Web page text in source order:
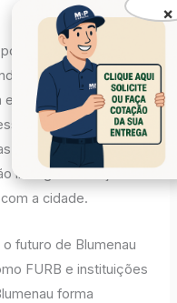
social
em mobilidade
e preservação
movimento, aM&P
de entrega
inteligente e ações
a cidade.
futuro de Blumenau
FURB e instituições
forma
×